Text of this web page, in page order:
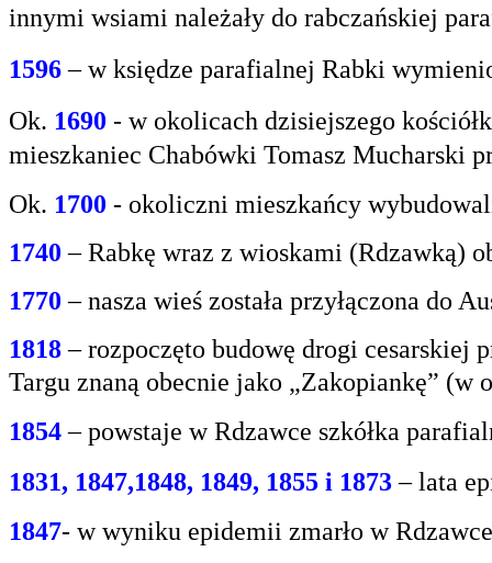
innymi wsiami należały do rabczańskiej
1596– w księdze parafialnej Rabki
Ok. 1690 - w okolicach dzisiejszego
mieszkaniec Chabówki Tomasz Mucharski
Ok. 1700 - okoliczni mieszkańcy
1740 – Rabkę wraz z wioskami (Rdzawką)
1770 – nasza wieś została przyłączona do
1818– rozpoczęto budowę drogi cesarskiej
Targu znaną obecnie jako „Zakopiankę” (w
1854 – powstaje w Rdzawce szkółka
1831, 1847,1848, 1849, 1855 i 1873 – lata
1847- w wyniku epidemii zmarło w